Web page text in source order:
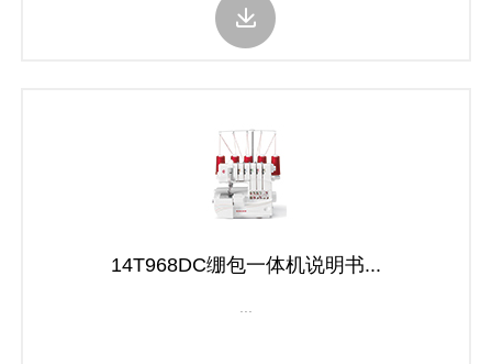
14T968DC绷包一体机说明书...
...